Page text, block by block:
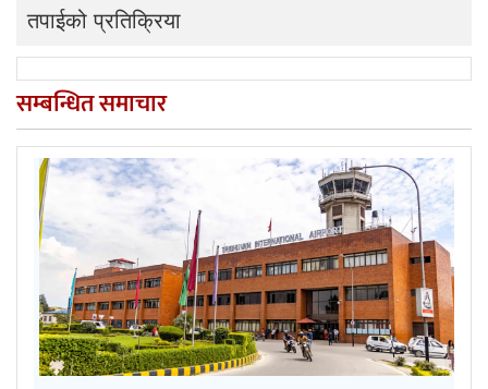
तपाईको प्रतिक्रिया
सम्बन्धित समाचार